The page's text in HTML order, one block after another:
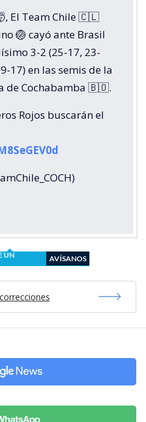
El Team Chile 🇨🇱
🏐 cayó ante Brasil
3-2 (25-17, 23-
17) en las semis de la
de Cochabamba 🇧🇴.
Rojos buscarán el
UN
AVÍSANOS